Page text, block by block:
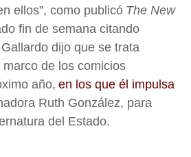
ellos”, como publicó The New
fin de semana citando
dijo que se trata
marco de los comicios
año, en los que él impulsa
Ruth González, para
del Estado.